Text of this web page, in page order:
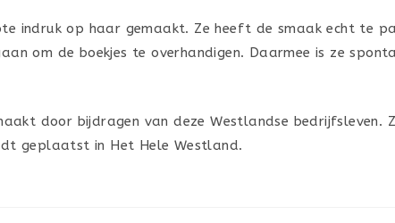
indruk op haar gemaakt. Ze heeft de smaak echt te
om de boekjes te overhandigen. Daarmee is ze
door bijdragen van deze Westlandse bedrijfsleven.
geplaatst in Het Hele Westland.